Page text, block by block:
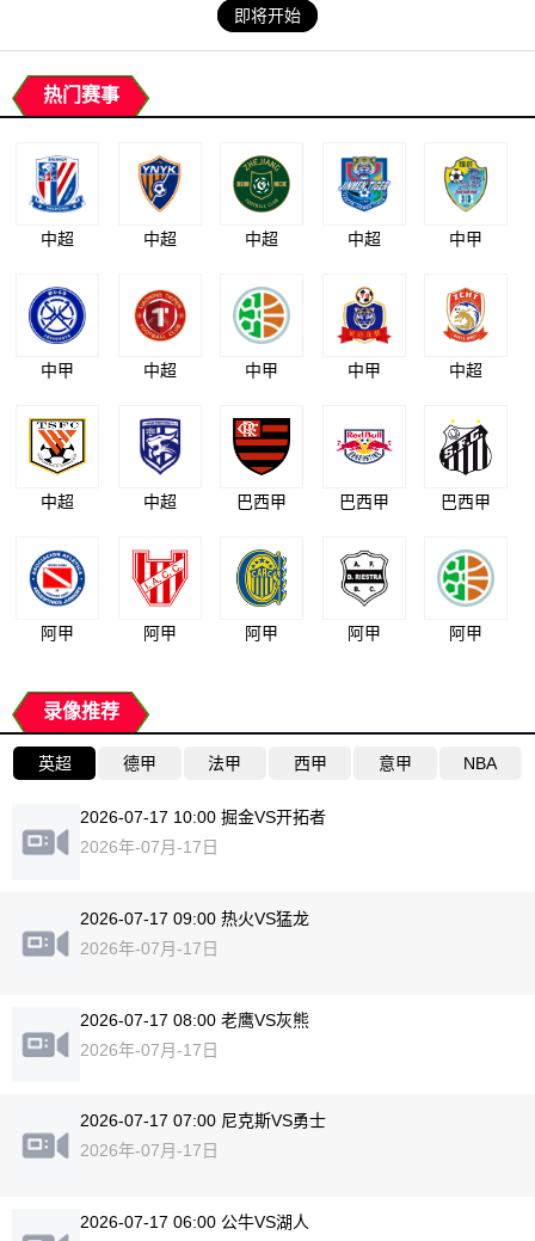
即将开始
热门赛事
中超 中超 中超 中超 中甲
中甲 中超 中甲 中甲 中超
中超 中超 巴西甲 巴西甲 巴西甲
阿甲 阿甲 阿甲 阿甲 阿甲
录像推荐
英超 德甲 法甲 西甲 意甲 NBA
2026-07-17 10:00 掘金VS开拓者
2026年-07月-17日
2026-07-17 09:00 热火VS猛龙
2026年-07月-17日
2026-07-17 08:00 老鹰VS灰熊
2026年-07月-17日
2026-07-17 07:00 尼克斯VS勇士
2026年-07月-17日
2026-07-17 06:00 公牛VS湖人